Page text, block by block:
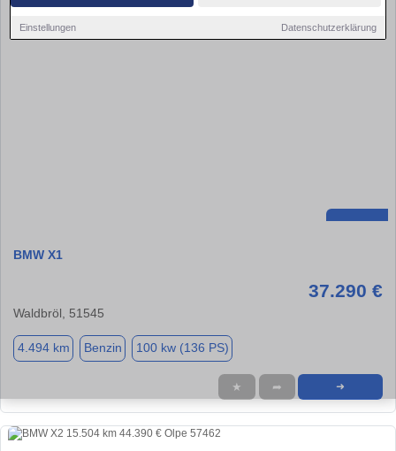
Einstellungen Datenschutzerklärung
BMW X1
37.290 €
Waldbröl, 51545
4.494 km Benzin 100 kw (136 PS)
★ ➦ ➜